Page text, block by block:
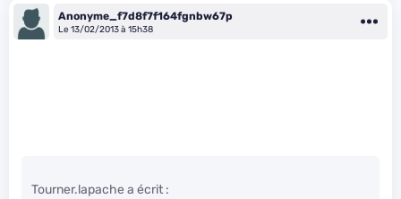
Anonyme_f7d8f7f164fgnbw67p
Le 13/02/2013 à 15h38
Tourner.lapache a écrit :